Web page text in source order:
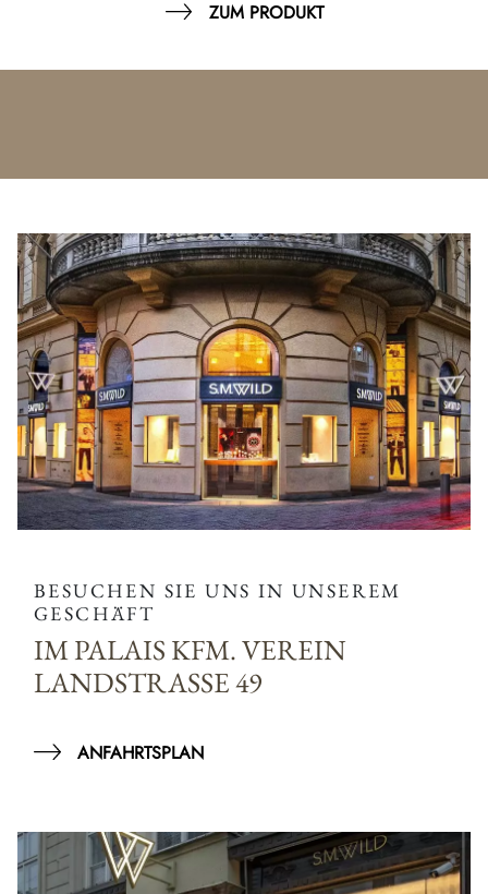
ZUM PRODUKT
BESUCHEN SIE UNS IN UNSEREM
GESCHÄFT
IM PALAIS KFM. VEREIN
LANDSTRASSE 49
ANFAHRTSPLAN